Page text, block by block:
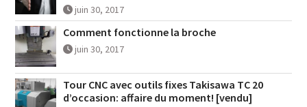
juin 30, 2017
Comment fonctionne la broche
juin 30, 2017
Tour CNC avec outils fixes Takisawa TC 20
d’occasion: affaire du moment! [vendu]